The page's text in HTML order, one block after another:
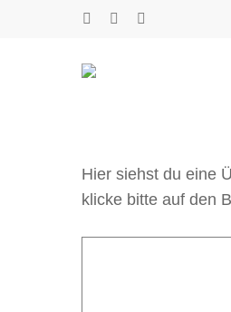
Hier siehst du eine
klicke bitte auf den